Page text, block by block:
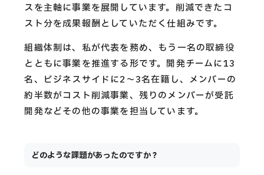
スを主軸に事業を展開しています。削減できたコ
スト分を成果報酬としていただく仕組みです。
組織体制は、私が代表を務め、もう一名の取締役
とともに事業を推進する形です。開発チームに13
名、ビジネスサイドに2〜3名在籍し、メンバーの
約半数がコスト削減事業、残りのメンバーが受託
開発などその他の事業を担当しています。
どのような課題があったのですか？